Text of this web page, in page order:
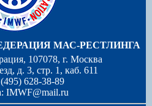
МАС-РЕСТЛИНГА
107078, г. Москва
д. 3, стр. 1, каб. 611
628-38-89
IMWF@mail.ru